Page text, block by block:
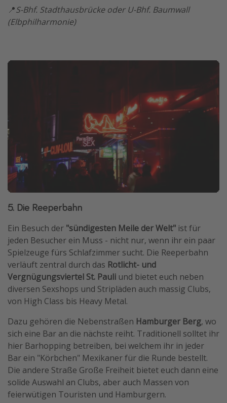
📍S-Bhf. Stadthausbrücke oder U-Bhf. Baumwall
(Elbphilharmonie)
5. Die Reeperbahn
Ein Besuch der "sündigesten Meile der Welt" ist für
jeden Besucher ein Muss - nicht nur, wenn ihr ein paar
Spielzeuge fürs Schlafzimmer sucht. Die Reeperbahn
verläuft zentral durch das Rotlicht- und
Vergnügungsviertel St. Pauli und bietet euch neben
diversen Sexshops und Stripläden auch massig Clubs,
von High Class bis Heavy Metal.
Dazu gehören die Nebenstraßen Hamburger Berg, wo
sich eine Bar an die nächste reiht. Traditionell solltet ihr
hier Barhopping betreiben, bei welchem ihr in jeder
Bar ein "Körbchen" Mexikaner für die Runde bestellt.
Die andere Straße Große Freiheit bietet euch dann eine
solide Auswahl an Clubs, aber auch Massen von
feierwütigen Touristen und Hamburgern.